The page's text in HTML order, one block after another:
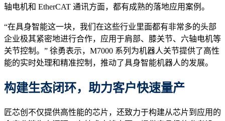
轴电机和 EtherCAT 通讯方面，都有成熟的落地应用案例。
“在具身智能这一块，我们在这些行业里面都有非常多的头部
企业极其紧密地进行合作，应用于肩部、膝关节、六轴电机等
关节控制。” 徐勇表示，M7000 系列为机器人关节提供了高性
能的实时处理和精准控制，推动了具身智能机器人的发展。
构建生态闭环，助力客户快速量产
匠芯创不仅提供高性能的芯片，还致力于构建从芯片到应用的